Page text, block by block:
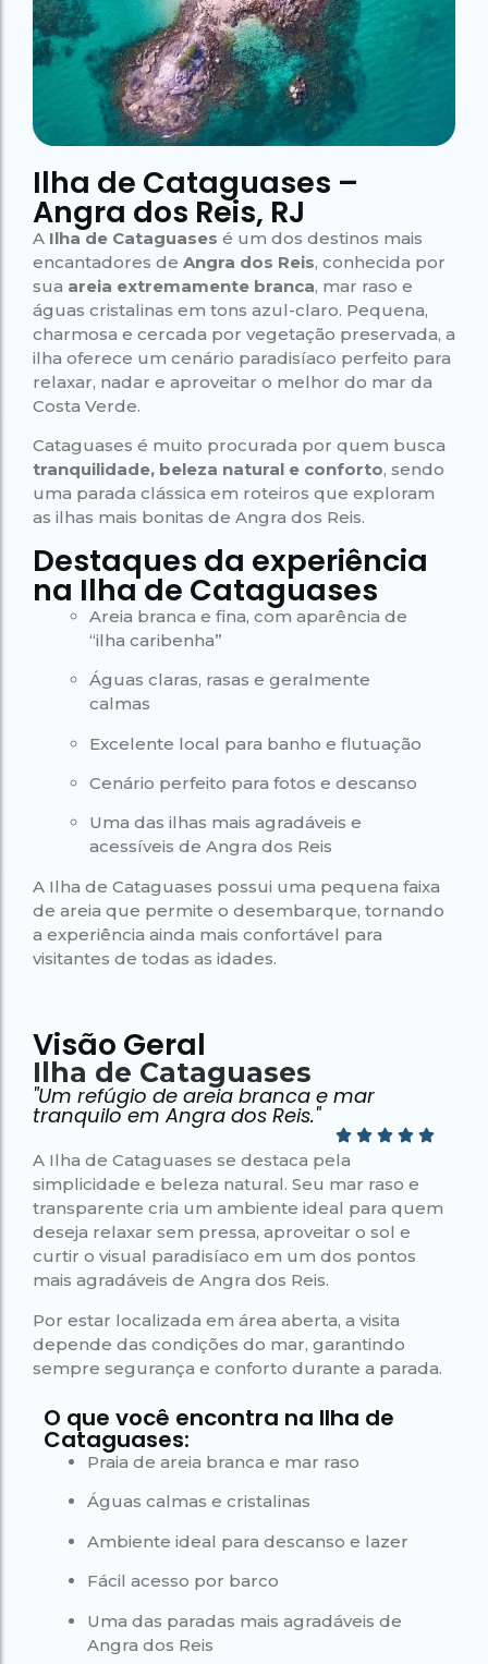
Paradisíacas
Gruta
Lagoa
Escuna
Romântico
no Saco do
Céu
Despedida
de Solteira
Tour na
Ilha
Grande
Passeio
Bate e
Volta
Rio x
Ilha
Grande
Gruta
do
Acaiá
Escuna
no Saco do
Céu
Despedida
de Solteira
Caipirinha
Ilha
Grande
Passeio
Bate e
Rio x
Ilha
Grande
Ilha de Cataguases –
Angra dos Reis, RJ
A Ilha de Cataguases é um dos destinos mais
encantadores de Angra dos Reis, conhecida por
sua areia extremamente branca, mar raso e
águas cristalinas em tons azul-claro. Pequena,
charmosa e cercada por vegetação preservada, a
ilha oferece um cenário paradisíaco perfeito para
relaxar, nadar e aproveitar o melhor do mar da
Costa Verde.
Cataguases é muito procurada por quem busca
tranquilidade, beleza natural e conforto, sendo
uma parada clássica em roteiros que exploram
as ilhas mais bonitas de Angra dos Reis.
Destaques da experiência
na Ilha de Cataguases
Areia branca e fina, com aparência de
“ilha caribenha”
Águas claras, rasas e geralmente
calmas
Excelente local para banho e flutuação
Cenário perfeito para fotos e descanso
Uma das ilhas mais agradáveis e
acessíveis de Angra dos Reis
A Ilha de Cataguases possui uma pequena faixa
de areia que permite o desembarque, tornando
a experiência ainda mais confortável para
visitantes de todas as idades.
Visão Geral
Ilha de Cataguases
"Um refúgio de areia branca e mar
tranquilo em Angra dos Reis."
A Ilha de Cataguases se destaca pela
simplicidade e beleza natural. Seu mar raso e
transparente cria um ambiente ideal para quem
deseja relaxar sem pressa, aproveitar o sol e
curtir o visual paradisíaco em um dos pontos
mais agradáveis de Angra dos Reis.
Por estar localizada em área aberta, a visita
depende das condições do mar, garantindo
sempre segurança e conforto durante a parada.
O que você encontra na Ilha de
Cataguases:
Praia de areia branca e mar raso
Águas calmas e cristalinas
Ambiente ideal para descanso e lazer
Fácil acesso por barco
Uma das paradas mais agradáveis de
Angra dos Reis